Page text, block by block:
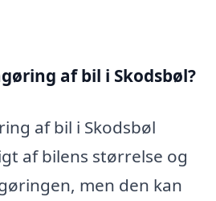
af bil i Skodsbøl?
af bil i Skodsbøl
af bilens størrelse og
men den kan